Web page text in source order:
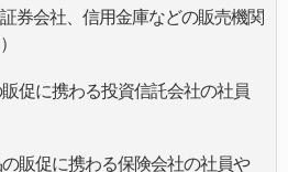
券会社、信用金庫などの販売機関
促に携わる投資信託会社の社員
販促に携わる保険会社の社員や